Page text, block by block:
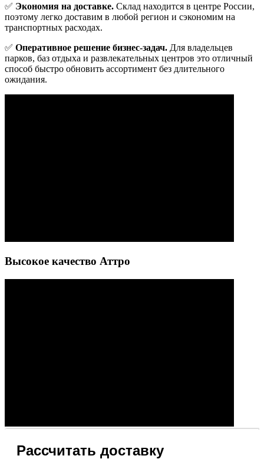
✅ Экономия на доставке. Склад находится в центре России,
поэтому легко доставим в любой регион и сэкономим на
транспортных расходах.
✅ Оперативное решение бизнес-задач. Для владельцев
парков, баз отдыха и развлекательных центров это отличный
способ быстро обновить ассортимент без длительного
ожидания.
Высокое качество Аттро
Рассчитать доставку